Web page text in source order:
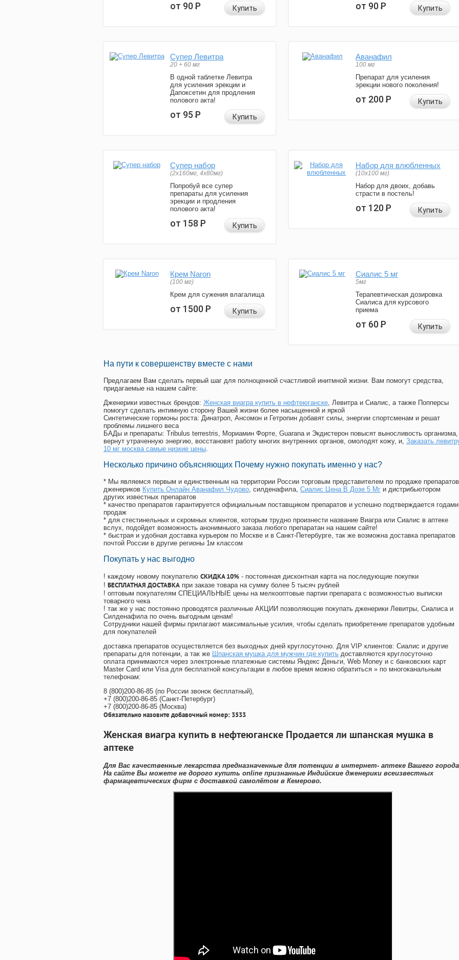
от 90Р Купить от 90Р Купить
Супер Левитра
20 + 60 мг
В одной таблетке Левитра
для усиления эрекции и
Дапоксетин для продления
полового акта!
от 95Р Купить
Аванафил
100 мг
Препарат для усиления
эрекции нового поколения!
от 200Р Купить
Супер набор
(2х160мг, 4х80мг)
Попробуй все супер
препараты для усиления
эрекции и продления
полового акта!
от 158Р Купить
Набор для влюбленных
(10х100 мг)
Набор для двоих, добавь
страсти в постель!
от 120Р Купить
Крем Naron
(100 мг)
Крем для сужения влагалища
от 1500Р Купить
Сиалис 5 мг
5мг
Терапевтическая дозировка
Сиалиса для курсового
приема
от 60Р Купить
На пути к совершенству вместе с нами
Предлагаем Вам сделать первый шаг для полноценной счастливой инитмной жизни. Вам помогут средства,
придагаемые на нашем сайте:
Дженерики известных брендов: Женская виагра купить в нефтеюганске, Левитра и Сиалис, а также Попперсы
помогут сделать интимную сторону Вашей жизни более насыщенной и яркой
Синтетические гормоны роста: Динатроп, Ансомон и Гетропин добавят силы, энергии спортсменам и решат
проблемы лишнего веса
БАДы и препараты: Tribulus terrestris, Мориамин Форте, Guarana и Экдистерон повысят выносливость организма,
вернут утраченную энергию, восстановят работу многих внутренних органов, омолодят кожу, и, Заказать
10 мг москва самые низкие цены.
Несколько причино объясняющих Почему нужно покупать именно у нас?
* Мы являемся первым и единственным на территории России торговым представителем по продаже препаратов
дженериков Купить Онлайн Аванафил Чудово, силденафила, Сиалис Цена В Дозе 5 Мг и дистрибьютором
других известных препаратов
* качество препаратов гарантируется официальным поставщиком препаратов и успешно подтверждается годами
продаж
* для стестинельных и скромных клиентов, которым трудно произнести название Виагра или Сиалис в аптеке
вслух, подойдет возможность анонимныого заказа любого препаратан на нашем сайте!
* быстрая и удобная доставка курьером по Москве и в Санкт-Петербурге, так же возможна доставка препаратов
почтой России в другие регионы 1м классом
Покупать у нас выгодно
! каждому новому покупателю СКИДКА 10% - постоянная дисконтная карта на последующие покупки
! БЕСПЛАТНАЯ ДОСТАВКА при заказе товара на сумму более 5 тысяч рублей
! оптовым покупателям СПЕЦИАЛЬНЫЕ цены на мелкооптовые партии препарата с возможностью выписки
товарного чека
! так же у нас постоянно проводятся различные АКЦИИ позволяющие покупать дженерики Левитры, Сиалиса и
Силденафила по очень выгодным ценам!
Cотрудники нашей фирмы прилагают максимальные усилия, чтобы сделать приобретение препаратов удобным
для покупателей
доставка препаратов осуществляется без выходных дней круглосуточно. Для VIP клиентов: Сиалис и другие
препараты для потенции, а так же Шпанская мушка для мужчин где купить доставляются круглосуточно
оплата принимаются через электронные платежные системы Яндекс Деньги, Web Money и с банковских карт
Master Card или Visa для бесплатной консультации в любое время можно обратиться » по многоканальным
телефонам:
8 (800)200-86-85 (по России звонок бесплатный),
+7 (800)200-86-85 (Санкт-Петербург)
+7 (800)200-86-85 (Москва)
Обязательно назовите добавочный номер: 3533
Женская виагра купить в нефтеюганске Продается ли шпанская мушка в
аптеке
Для Вас качественные лекарства предназначенные для потенции в интернет- аптеке Вашего
На сайте Вы можете не дорого купить online признанные Индийские дженерики всеизвестных
фармацевтических фирм с доставкой самолётом в Кемерово.